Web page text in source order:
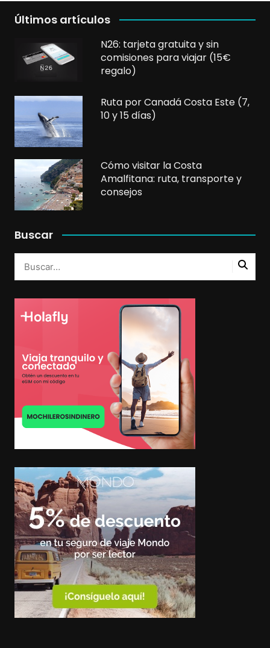
Últimos artículos
N26: tarjeta gratuita y sin
comisiones para viajar (15€
regalo)
Ruta por Canadá Costa Este (7,
10 y 15 días)
Cómo visitar la Costa
Amalfitana: ruta, transporte y
consejos
Buscar